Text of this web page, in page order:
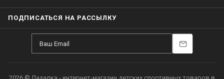
ПОДПИСАТЬСЯ НА РАССЫЛКУ